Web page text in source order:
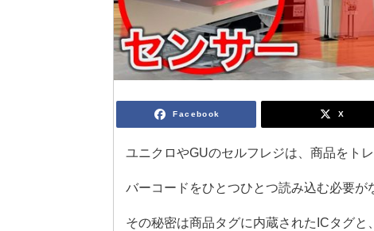
Facebook X
ユニクロやGUのセルフレジは、商品をト
バーコードをひとつひとつ読み込む必要が
その秘密は商品タグに内蔵されたICタグと